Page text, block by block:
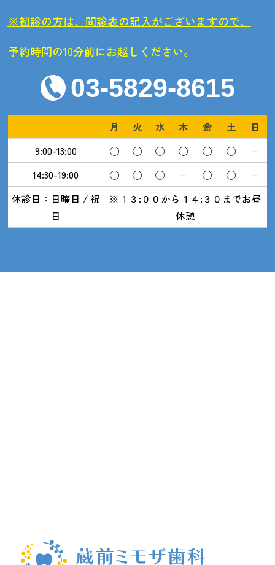
※初診の方は、問診表の記入がございますので、
予約時間の10分前にお越しください。
03-5829-8615
月 火 水 木 金 土
日
9:00-13:00
◯ ◯ ◯ ◯ ◯ ◯
－
14:30-19:00
◯ ◯ ◯ － ◯ ◯
－
休診日：日曜日 / 祝
日
※１３:００から１４:３０までお昼
休憩